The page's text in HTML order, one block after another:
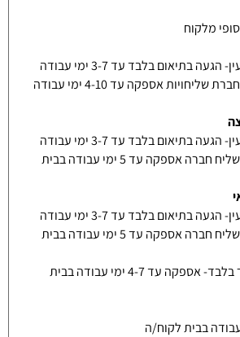
מלקוח
בתיאום בלבד עד 3-7 ימי עבודה
* שליח עד הבית ע"י חברת שליחויות אספקה עד 4-10 ימי עבודה
בתיאום בלבד עד 3-7 ימי עבודה
* שליח עד הבית ע"י שליח חברה אספקה עד 5 ימי עבודה בבית
בתיאום בלבד עד 3-7 ימי עבודה
* שליח עד הבית ע"י שליח חברה אספקה עד 5 ימי עבודה בבית
*התקנת מראה / כיור בלבד- אספקה עד 4-7 ימי עבודה בבית